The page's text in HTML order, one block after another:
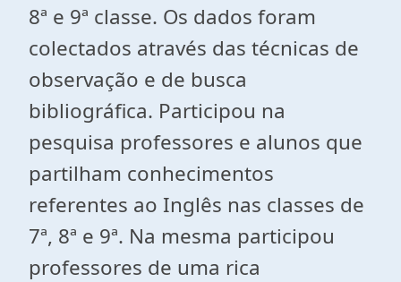
8ª e 9ª classe. Os dados foram
colectados através das técnicas de
observação e de busca
bibliográfica. Participou na
pesquisa professores e alunos que
partilham conhecimentos
referentes ao Inglês nas classes de
7ª, 8ª e 9ª. Na mesma participou
professores de uma rica